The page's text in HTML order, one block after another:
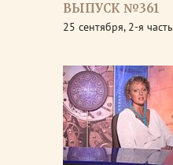
ВЫПУСК №361
25 сентября, 2-я часть